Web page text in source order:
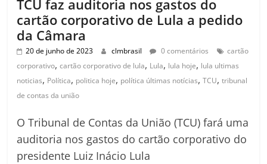
TCU faz auditoria nos gastos do
cartão corporativo de Lula a pedido
da Câmara
20 de junho de 2023 clmbrasil 0 comentários
cartão
corporativo,cartão corporativo de lula, Lula, lula hoje, lula ultimas
noticias, Política, politica hoje, política últimas notícias,TCU,tribunal
de contas da união
O Tribunal de Contas da União (TCU) fará uma
auditoria nos gastos do cartão corporativo do
presidente Luiz Inácio Lula